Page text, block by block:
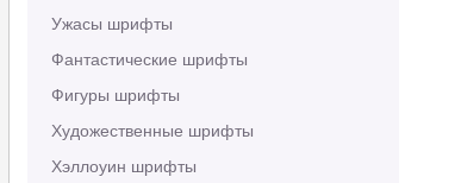
Ужасы шрифты
Фантастические шрифты
Фигуры шрифты
Художественные шрифты
Хэллоуин шрифты